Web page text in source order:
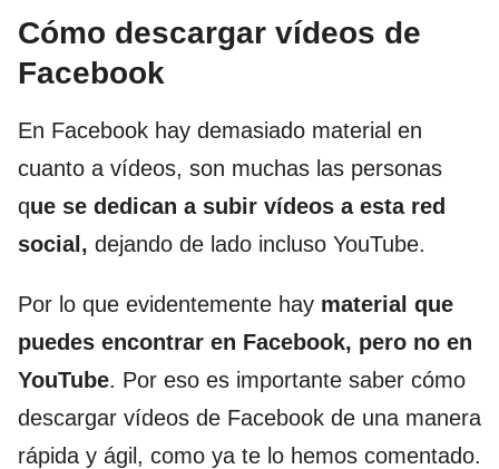
Cómo descargar vídeos de
Facebook
En Facebook hay demasiado material en
cuanto a vídeos, son muchas las personas
que se dedican a subir vídeos a esta red
social, dejando de lado incluso YouTube.
Por lo que evidentemente hay material que
puedes encontrar en Facebook, pero no en
YouTube. Por eso es importante saber cómo
descargar vídeos de Facebook de una manera
rápida y ágil, como ya te lo hemos comentado.